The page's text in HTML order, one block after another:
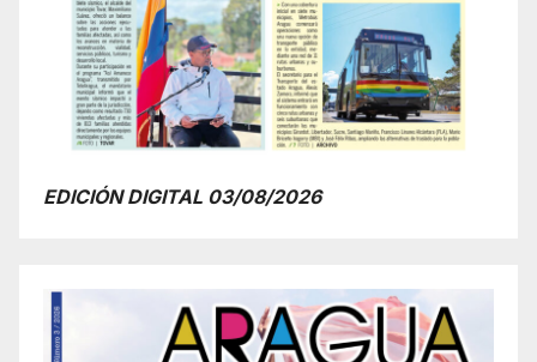
EDICIÓN DIGITAL 03/08/2026